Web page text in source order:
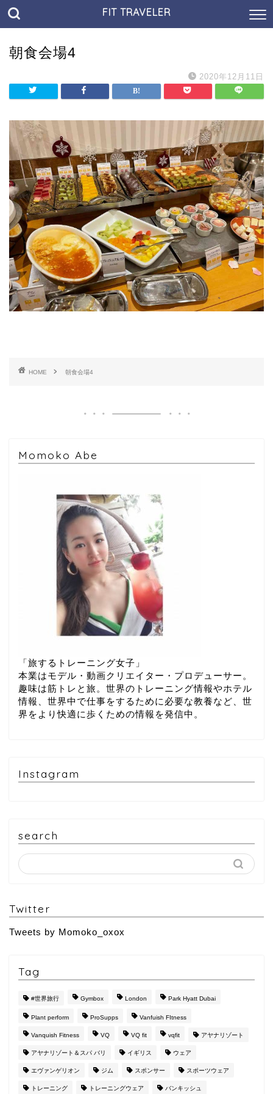
FIT TRAVELER
朝食会場4
2020年12月11日
HOME 朝食会場4
Momoko Abe
「旅するトレーニング女子」
本業はモデル・動画クリエイター・プロデューサー。
趣味は筋トレと旅。世界のトレーニング情報やホテル
情報、世界中で仕事をするために必要な教養など、世
界をより快適に歩くための情報を発信中。
Instagram
search
Twitter
Tweets by Momoko_oxox
Tag
#世界旅行 Gymbox London Park Hyatt Dubai
Plant perform ProSupps Vanfuish FItness
Vanquish Fitness VQ VQ fit vqfit アヤナリゾート
アヤナリゾート＆スパ バリ イギリス ウェア
エヴァンゲリオン ジム スポンサー スポーツウェア
トレーニング トレーニングウェア バンキッシュ